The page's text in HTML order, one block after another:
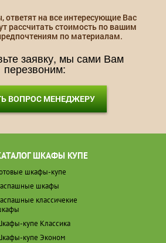
на все интересующие Вас
рассчитать стоимость по вашим
по материалам.
заявку, мы сами Вам
перезвоним:
ВОПРОС МЕНЕДЖЕРУ
ШКАФЫ КУПЕ
шкафы-купе
шкафы
классичекие
купе Классика
купе Эконом